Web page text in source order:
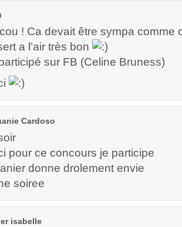
! Ca devait être sympa comme
a l’air très bon
sur FB (Celine Bruness)
Cardoso
pour ce concours je participe
donne drolement envie
soiree
isabelle